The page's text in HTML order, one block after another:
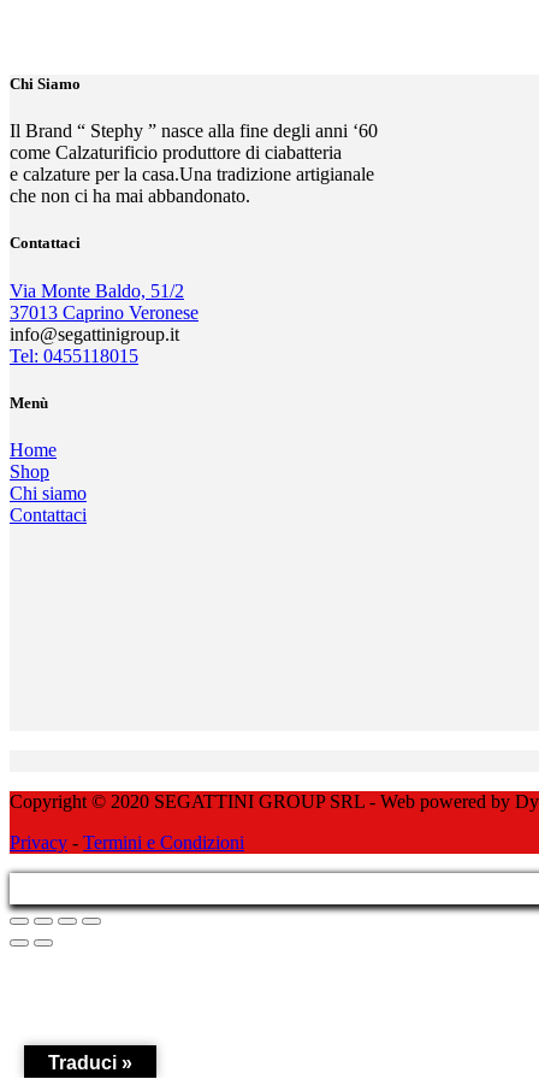
Chi Siamo
Il Brand “ Stephy ” nasce alla fine degli anni ‘60
come Calzaturificio produttore di ciabatteria
e calzature per la casa.Una tradizione artigianale
che non ci ha mai abbandonato.
Contattaci
Via Monte Baldo, 51/2
37013 Caprino Veronese
info@segattinigroup.it
Tel: 0455118015
Menù
Home
Shop
Chi siamo
Contattaci
Copyright © 2020 SEGATTINI GROUP SRL - Web powered by
Privacy - Termini e Condizioni
Traduci »